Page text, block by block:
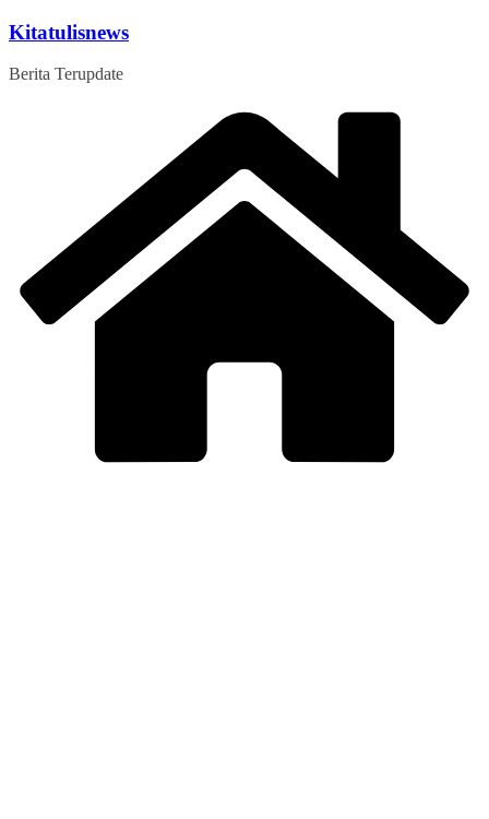
Skip
content
Kitatulisnews
Berita Terupdate